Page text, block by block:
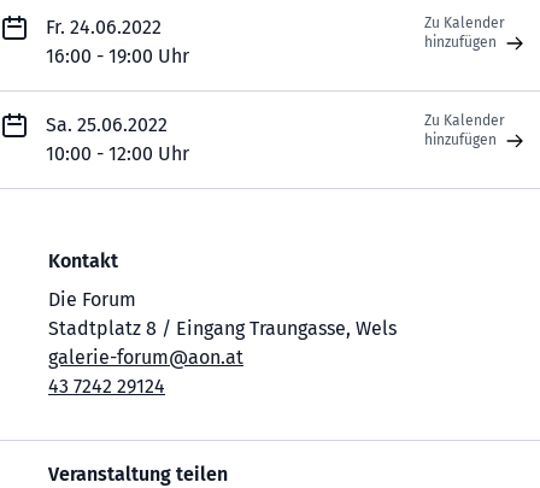
Fr. 24.06.2022
16:00 - 19:00 Uhr
Zu Kalender
hinzufügen
Sa. 25.06.2022
10:00 - 12:00 Uhr
Zu Kalender
hinzufügen
Kontakt
Die Forum
Stadtplatz 8 / Eingang Traungasse, Wels
galerie-forum@aon.at
43 7242 29124
Veranstaltung teilen